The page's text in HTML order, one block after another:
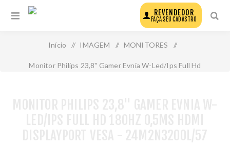
REVENDEDOR
FAÇA SEU CADASTRO
Início / IMAGEM / MONITORES /
Monitor Philips 23,8" Gamer Evnia W-Led/Ips Full Hd